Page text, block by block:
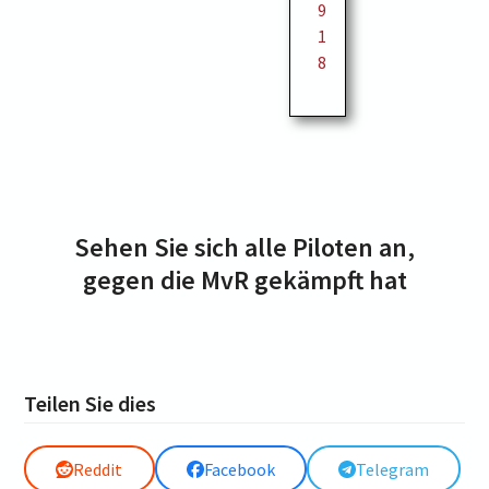
9
1
8
Sehen Sie sich alle Piloten an,
gegen die MvR gekämpft hat
Teilen Sie dies
Reddit Facebook Telegram